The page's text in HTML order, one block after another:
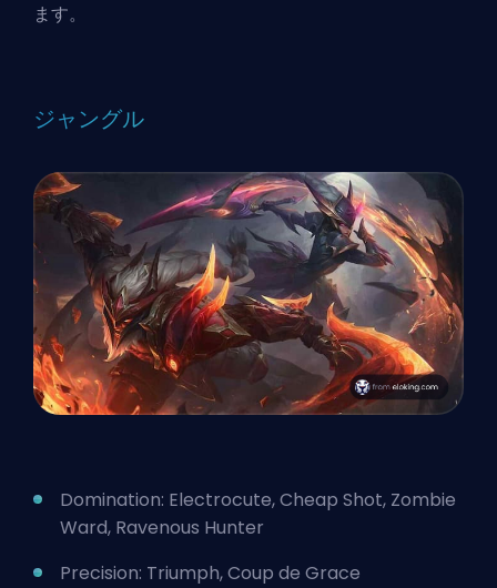
ます。
ジャングル
Domination: Electrocute, Cheap Shot, Zombie
Ward, Ravenous Hunter
Precision: Triumph, Coup de Grace